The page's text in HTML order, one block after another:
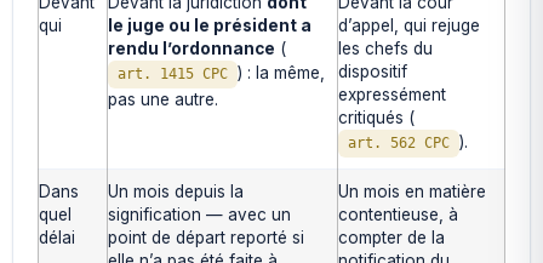
qui
le juge ou le président a
rendu l’ordonnance (
art. 1415 CPC ) : la même,
pas une autre.
d’appel, qui rejuge
les chefs du
dispositif
expressément
critiqués (
art. 562 CPC ).
Dans
quel
délai
Un mois depuis la
signification — avec un
point de départ reporté si
Un mois en matière
contentieuse, à
compter de la